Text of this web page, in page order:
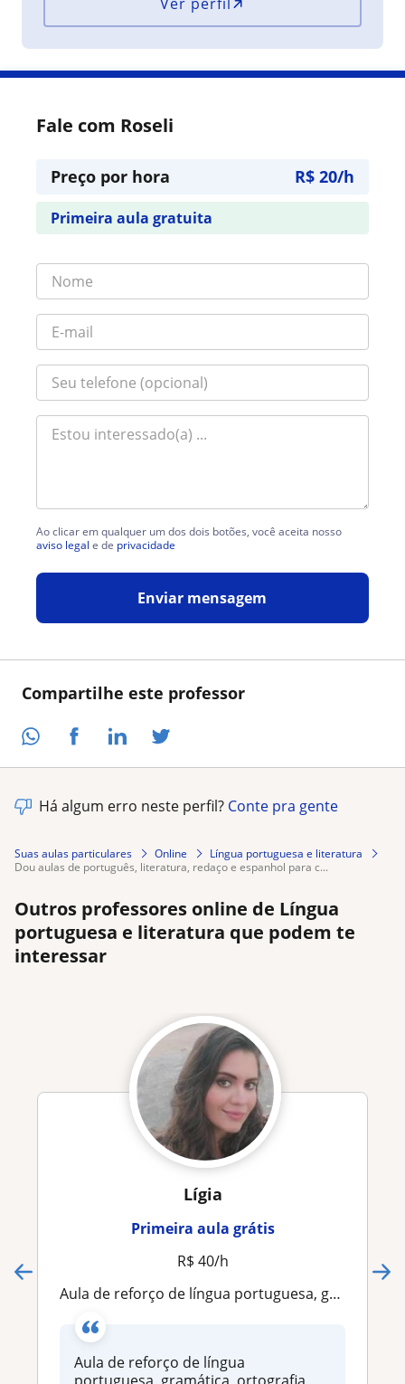
Compartilhe este professor
Fale com Roseli
Preço por hora R$ 20/h
Primeira aula gratuita
Ao clicar em qualquer um dos dois botões, você aceita nosso
aviso legal e de privacidade
Enviar mensagem
Há algum erro neste perfil? Conte pra gente
Suas aulas particulares Online
Língua portuguesa e literatura
dou aulas de português, literatura, redaço e espanhol para c...
Outros professores online de Língua
portuguesa e literatura que podem te
interessar
Lígia
Primeira aula grátis
R$ 40/h
Aula de reforço de língua portuguesa, gramática, ortografia, interpretação de texto e redação. Também dou aula para concurseiros
Aula de reforço de língua